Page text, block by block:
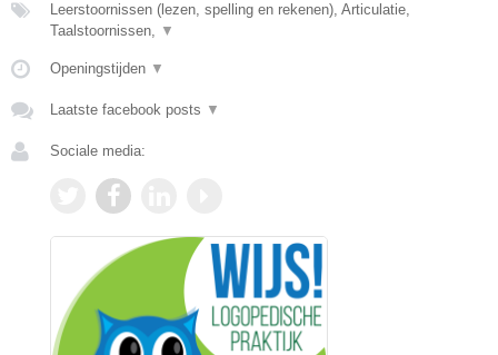
Leerstoornissen (lezen, spelling en rekenen), Articulatie,
Taalstoornissen, ▼
Openingstijden ▼
Laatste facebook posts ▼
Sociale media: